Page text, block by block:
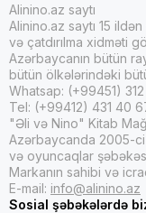
Alinino.az saytı
Alinino.az saytı 15
və çatdırılma xidməti
Azərbaycanın bütün
bütün ölkələrindəki
Whatsap: (+99451)
Tel: (+99412) 431 40
"Əli və Nino" Kitab
Azərbaycanda 2005-
və oyuncaqlar
Markanın sahibi və
E-mail: info@alinino.az
Sosial şəbəkələrdə